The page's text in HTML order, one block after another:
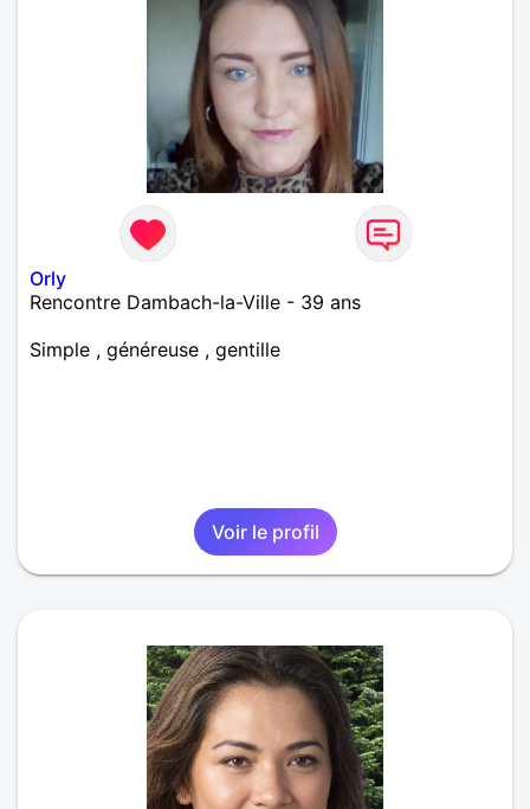
Orly
Rencontre Dambach-la-Ville - 39 ans
Simple , généreuse , gentille
Voir le profil